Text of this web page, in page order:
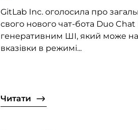
GitLab Inc. оголосила про
свого нового чат-бота Duo Chat
генеративним ШІ, який може
вказівки в режимі...
Читати